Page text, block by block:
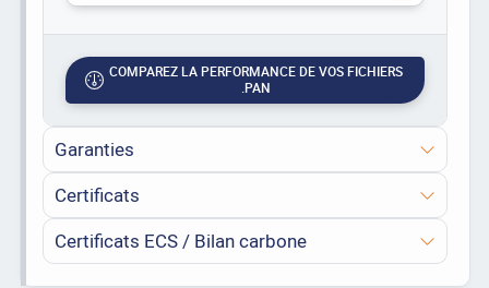
COMPAREZ LA PERFORMANCE DE VOS FICHIERS
.PAN
Garanties
Certificats
Certificats ECS / Bilan carbone